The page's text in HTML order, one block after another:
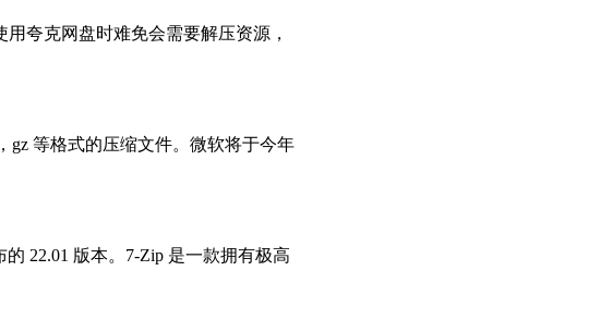
夸克网盘时难免会需要解压资源，
gz 等格式的压缩文件。微软将于今年
22.01 版本。7-Zip 是一款拥有极高